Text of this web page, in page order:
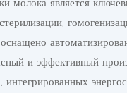
и эффективный